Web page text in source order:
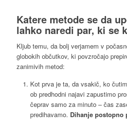
Katere metode se da
lahko naredi par, ki se
Kljub temu, da bolj verjamem v
globokih občutkov, ki povzročajo
zanimivih metod:
Kot prva je ta, da vsakič, ko
ob predhodni najavi zapustimo
čeprav samo za minuto – čas
predihavamo. Dihanje postopno